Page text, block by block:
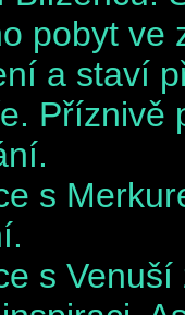
pobyt ve
a staví
Příznivě
s
s